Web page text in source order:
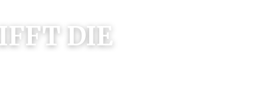
DIE